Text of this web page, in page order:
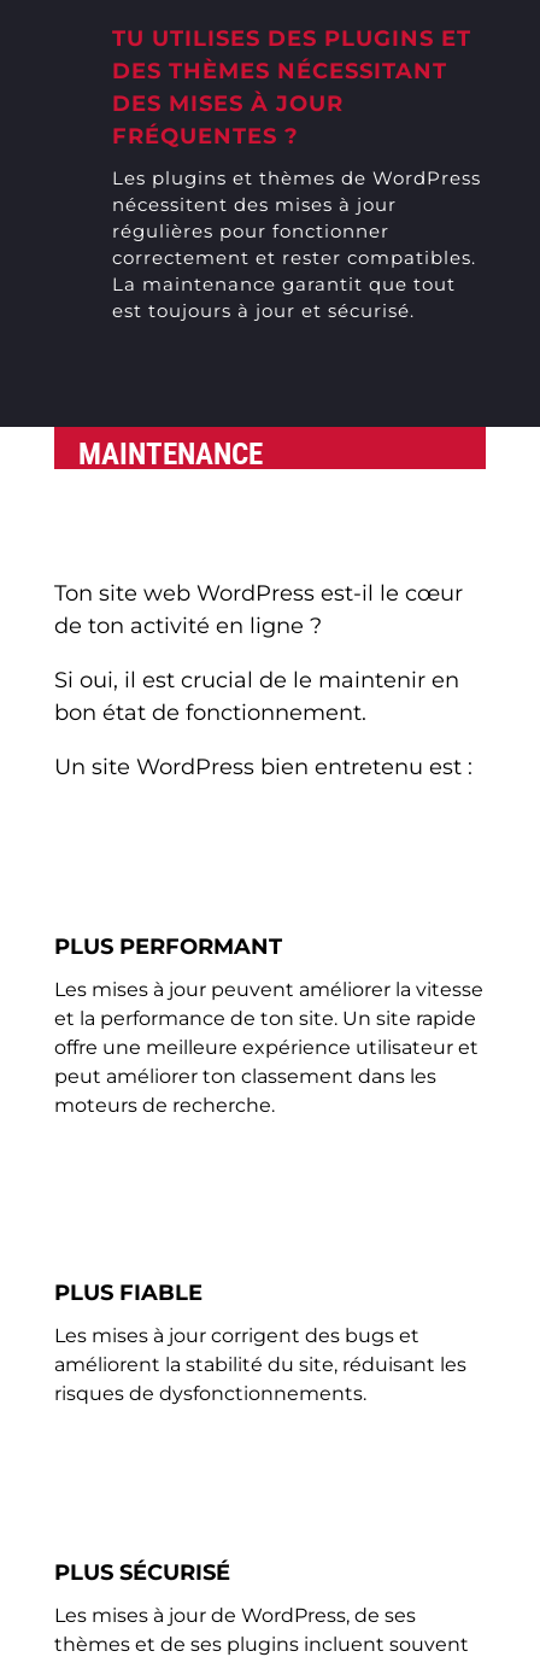
TU UTILISES DES PLUGINS ET
DES THÈMES NÉCESSITANT
DES MISES À JOUR
FRÉQUENTES ?
Les plugins et thèmes de WordPress
nécessitent des mises à jour
régulières pour fonctionner
correctement et rester compatibles.
La maintenance garantit que tout
est toujours à jour et sécurisé.
MAINTENANCE
Ton site web WordPress est-il le cœur
de ton activité en ligne ?
Si oui, il est crucial de le maintenir en
bon état de fonctionnement.
Un site WordPress bien entretenu est :
PLUS PERFORMANT
Les mises à jour peuvent améliorer la vitesse
et la performance de ton site. Un site rapide
offre une meilleure expérience utilisateur et
peut améliorer ton classement dans les
moteurs de recherche.
PLUS FIABLE
Les mises à jour corrigent des bugs et
améliorent la stabilité du site, réduisant les
risques de dysfonctionnements.
PLUS SÉCURISÉ
Les mises à jour de WordPress, de ses
thèmes et de ses plugins incluent souvent